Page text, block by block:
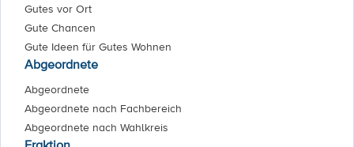
Gutes vor Ort
Gute Chancen
Gute Ideen für Gutes Wohnen
Abgeordnete
Abgeordnete
Abgeordnete nach Fachbereich
Abgeordnete nach Wahlkreis